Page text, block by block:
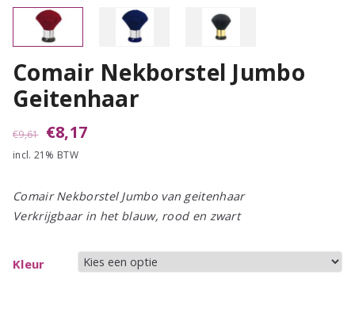
Comair Nekborstel Jumbo
Geitenhaar
€9,61
Oorspronkelijke
prijs
was:
€9,61.
€8,17Huidige
€8,17.
incl. 21% BTW
Comair Nekborstel Jumbo van geitenhaar
Verkrijgbaar in het blauw, rood en zwart
Kleur